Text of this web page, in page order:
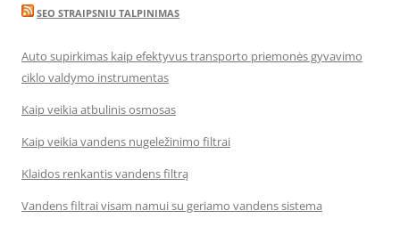
SEO STRAIPSNIU TALPINIMAS
Auto supirkimas kaip efektyvus transporto priemonės gyvavimo
ciklo valdymo instrumentas
Kaip veikia atbulinis osmosas
Kaip veikia vandens nugeležinimo filtrai
Klaidos renkantis vandens filtrą
Vandens filtrai visam namui su geriamo vandens sistema